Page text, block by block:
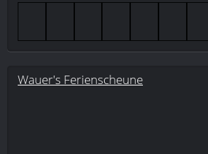
Wauer's Ferienscheune